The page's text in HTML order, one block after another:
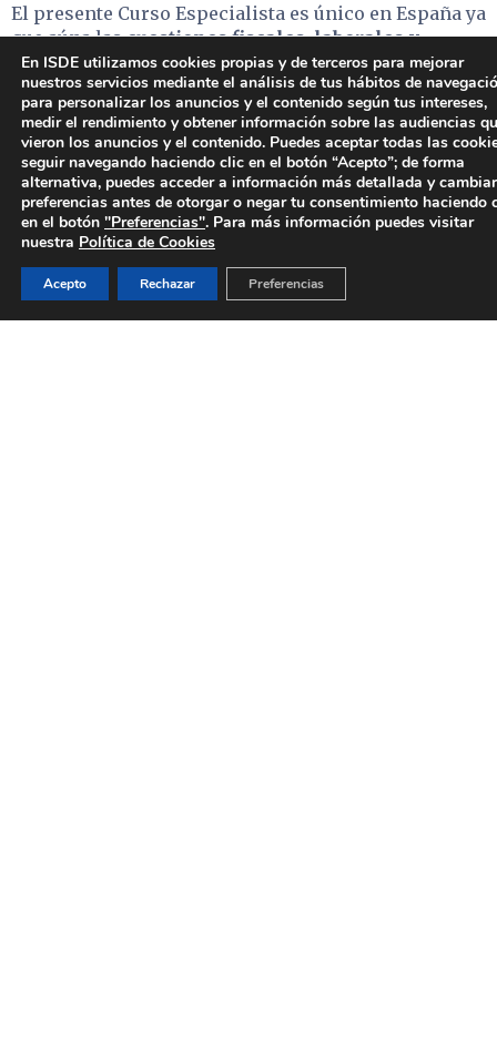
El presente Curso Especialista es único en España ya
que aúna lascuestiones fiscales, laborales y
mercantiles junto con los aspectos financieros,
económicos y de negocioque normalmente se
suelen cursar de forma separada. No existen otros
programas en el mercado que aborden este tipo de
cuestiones de forma unitaria.
Estamos en presencia de un programa que forma
auténticos especialistas en M&A conforme a los
parámetros que buscan las empresas y que mejora
sensiblemente el perfil de los candidatos a puestos
en el área decorporate.
En ISDE utilizamos cookies propias y de terceros para mejorar
nuestros servicios mediante el análisis de tus hábitos de
para personalizar los anuncios y el contenido según tus intereses,
medir el rendimiento y obtener información sobre las audiencias
vieron los anuncios y el contenido. Puedes aceptar todas las
seguir navegando haciendo clic en el botón “Acepto”; de forma
alternativa, puedes acceder a información más detallada y
preferencias antes de otorgar o negar tu consentimiento haciendo
en el botón "Preferencias". Para más información puedes visitar
nuestra Política de Cookies
Acepto Rechazar Preferencias